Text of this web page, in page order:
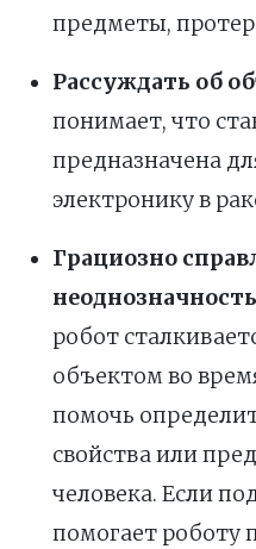
предметы,
Рассуждать об
понимает, что
предназначена
электронику в
Грациозно
робот
объектом во
помочь
свойства или
человека. Если
помогает роботу